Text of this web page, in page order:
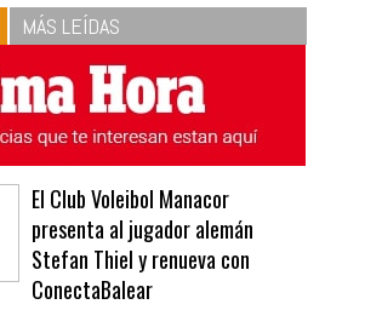
respeta las proporciones.
Recetas de vinagreta
MÁS LEÍDAS
El Club Voleibol Manacor